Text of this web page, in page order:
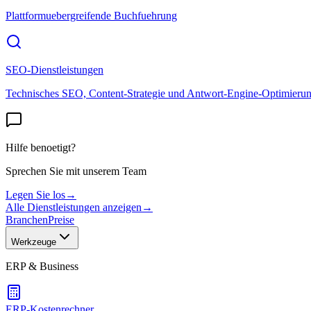
Plattformuebergreifende Buchfuehrung
SEO-Dienstleistungen
Technisches SEO, Content-Strategie und Antwort-Engine-
Hilfe benoetigt?
Sprechen Sie mit unserem Team
Legen Sie los→
Alle Dienstleistungen anzeigen →
BranchenPreise
Werkzeuge
ERP & Business